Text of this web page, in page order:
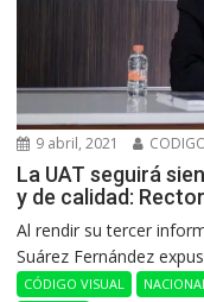
9 abril, 2021
La UAT seguirá
y de calidad:
Al rendir su tercer
Suárez Fernández
CÓDIGO VISUAL